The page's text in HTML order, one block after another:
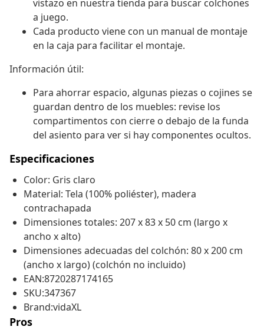
vistazo en nuestra tienda para buscar colchones
a juego.
Cada producto viene con un manual de montaje
en la caja para facilitar el montaje.
Información útil:
Para ahorrar espacio, algunas piezas o cojines se
guardan dentro de los muebles: revise los
compartimentos con cierre o debajo de la funda
del asiento para ver si hay componentes ocultos.
Especificaciones
Color: Gris claro
Material: Tela (100% poliéster), madera
contrachapada
Dimensiones totales: 207 x 83 x 50 cm (largo x
ancho x alto)
Dimensiones adecuadas del colchón: 80 x 200 cm
(ancho x largo) (colchón no incluido)
EAN:8720287174165
SKU:347367
Brand:vidaXL
Pros